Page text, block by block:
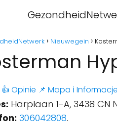
Nieuwegein
👍 Opinie 📌 Mapa ℹ️ Informacje
Harplaan 1-A, 3438 CN
306042808.